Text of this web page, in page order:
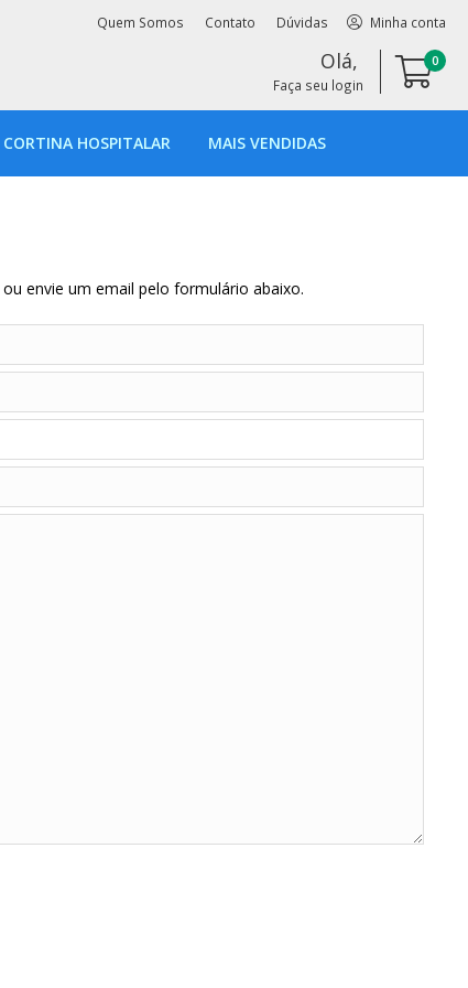
Olá,
Faça seu login
Quem Somos Contato Dúvidas
CORTINA HOSPITALAR MAIS VENDIDAS
0
ou envie um email pelo formulário abaixo.